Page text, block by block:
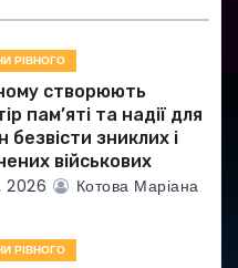
РІВНОГО
створюють
пам’яті та надії для
безвісти зниклих і
військових
2026 Котова Маріана
РІВНОГО